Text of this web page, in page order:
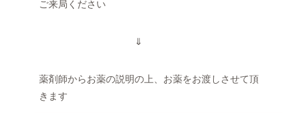
ご来局ください
⇓
薬剤師からお薬の説明の上、お薬をお渡しさせて頂
きます